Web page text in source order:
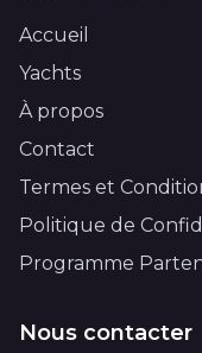
Accueil
Yachts
À propos
Contact
Termes et
Politique de
Programme
Nous contacter